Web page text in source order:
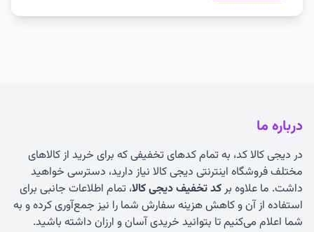
درباره ما
در دیجی کالا کد، به تمام کدهای تخفیفی که برای خرید از کالاهای
مختلف فروشگاه اینترنتی دیجی کالا نیاز دارید، دسترسی خواهید
داشت. ما علاوه برکد تخفیف دیجی کالا، تمام اطلاعات جانبی برای
استفاده از آن و کاهش هزینه سفارش شما را نیز جمع‌آوری کرده و به
شما اعلام می‌کنیم تا بتوانید خریدی آسان و ارزان داشته باشید.